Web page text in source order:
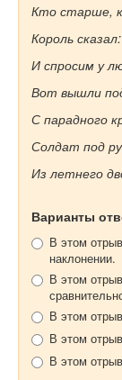
Кто старше,
Король
И спросим у
Вот вышли
С парадного
Солдат под
Из летнего
Варианты
В этом
наклонении.
В этом
В этом
В этом
В этом